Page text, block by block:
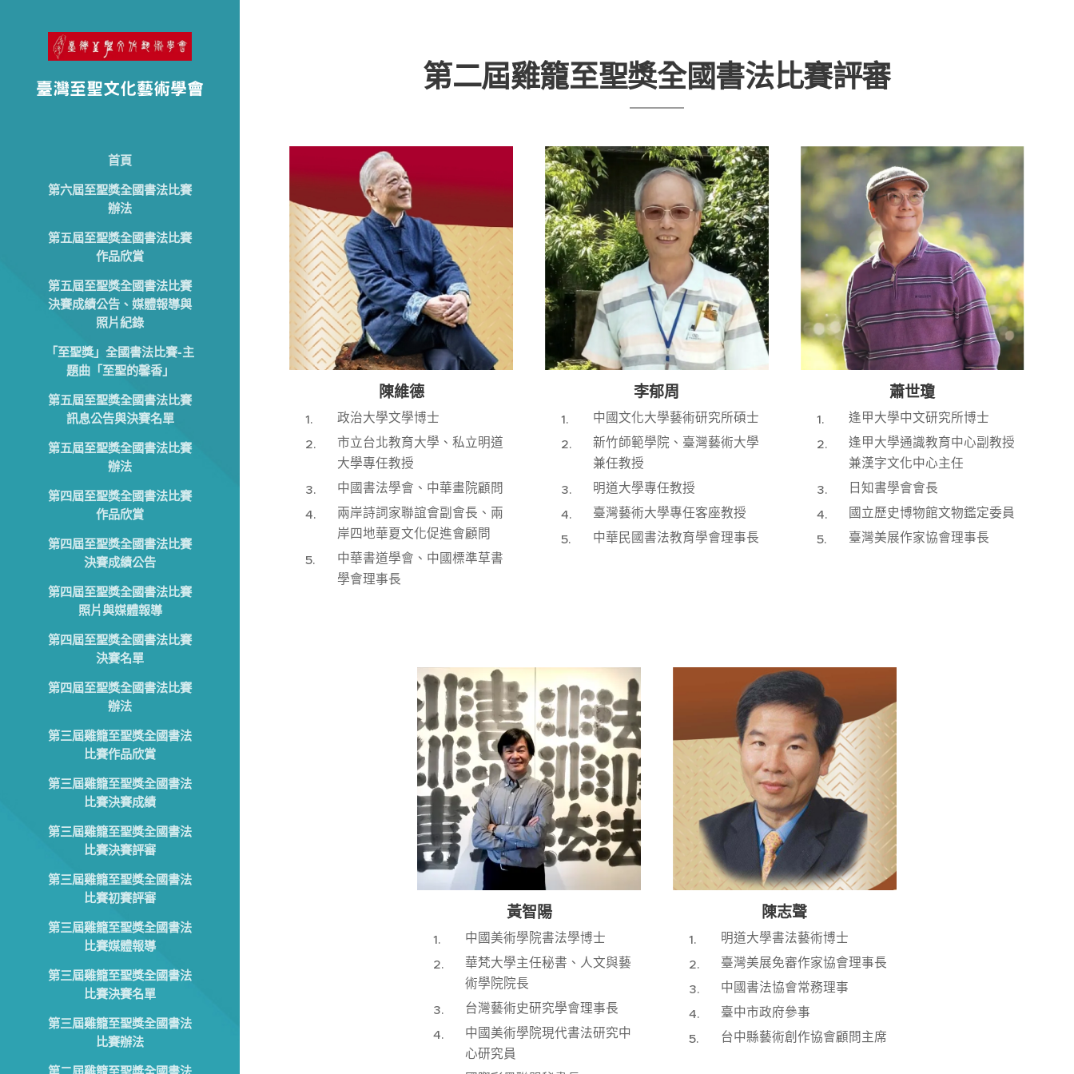
臺灣至聖文化藝術學會
首頁
第六屆至聖獎全國書法比賽
辦法
第五屆至聖獎全國書法比賽
作品欣賞
第五屆至聖獎全國書法比賽
決賽成績公告、媒體報導與
照片紀錄
「至聖獎」全國書法比賽-主
題曲「至聖的馨香」
第五屆至聖獎全國書法比賽
訊息公告與決賽名單
第五屆至聖獎全國書法比賽
辦法
第四屆至聖獎全國書法比賽
作品欣賞
第四屆至聖獎全國書法比賽
決賽成績公告
第四屆至聖獎全國書法比賽
照片與媒體報導
第四屆至聖獎全國書法比賽
決賽名單
第四屆至聖獎全國書法比賽
辦法
第三屆雞籠至聖獎全國書法
比賽作品欣賞
第三屆雞籠至聖獎全國書法
比賽決賽成績
第三屆雞籠至聖獎全國書法
比賽決賽評審
第三屆雞籠至聖獎全國書法
比賽初賽評審
第三屆雞籠至聖獎全國書法
比賽媒體報導
第三屆雞籠至聖獎全國書法
比賽決賽名單
第三屆雞籠至聖獎全國書法
比賽辦法
第二屆雞籠至聖獎全國書法比賽評審
陳維德
政治大學文學博士
市立台北教育大學、私立明道
大學專任教授
中國書法學會、中華畫院顧問
兩岸詩詞家聯誼會副會長、兩
岸四地華夏文化促進會顧問
中華書道學會、中國標準草書
學會理事長
李郁周
中國文化大學藝術研究所碩士
新竹師範學院、臺灣藝術大學
兼任教授
明道大學專任教授
臺灣藝術大學專任客座教授
中華民國書法教育學會理事長
蕭世瓊
逢甲大學中文研究所博士
逢甲大學通識教育中心副教授
兼漢字文化中心主任
日知書學會會長
國立歷史博物館文物鑑定委員
臺灣美展作家協會理事長
黃智陽
中國美術學院書法學博士
華梵大學主任秘書、人文與藝
術學院院長
台灣藝術史研究學會理事長
中國美術學院現代書法研究中
心研究員
陳志聲
明道大學書法藝術博士
臺灣美展免審作家協會理事長
中國書法協會常務理事
臺中市政府參事
台中縣藝術創作協會顧問主席